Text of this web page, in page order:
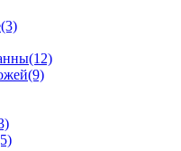
(3)
(12)
(9)